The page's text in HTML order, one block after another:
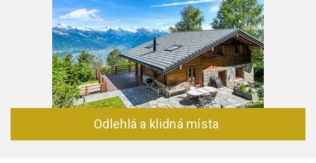
Odlehlá a klidná místa